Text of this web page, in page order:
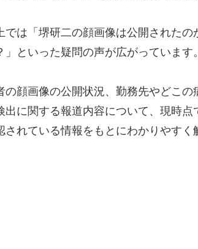
では「堺研二の顔画像は公開された
といった疑問の声が広がっています。
の顔画像の公開状況、勤務先やどこ
出に関する報道内容について、現時
れている情報をもとにわかりやすく